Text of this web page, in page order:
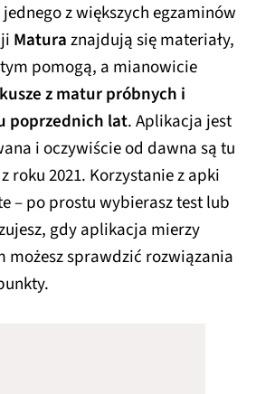
z większych egzaminów
Maturaznajdują się materiały,
pomogą, a mianowicie
z matur próbnych i
poprzednich lat. Aplikacja jest
i oczywiście od dawna są tu
roku 2021. Korzystanie z apki
– po prostu wybierasz test lub
gdy aplikacja mierzy
możesz sprawdzić rozwiązania